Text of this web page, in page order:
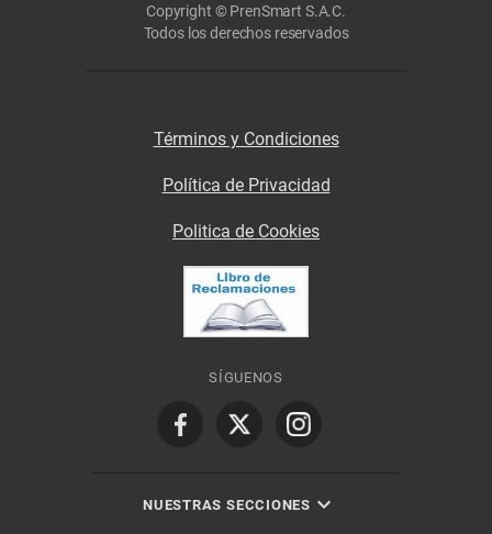
Copyright © PrenSmart S.A.C.
Todos los derechos reservados
Términos y Condiciones
Política de Privacidad
Politica de Cookies
SÍGUENOS
NUESTRAS SECCIONES